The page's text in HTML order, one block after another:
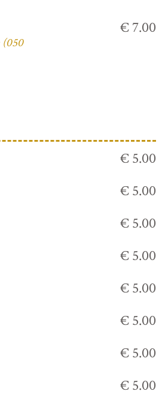
€ 7.00
€ 5.00
€ 5.00
€ 5.00
€ 5.00
€ 5.00
€ 5.00
€ 5.00
€ 5.00